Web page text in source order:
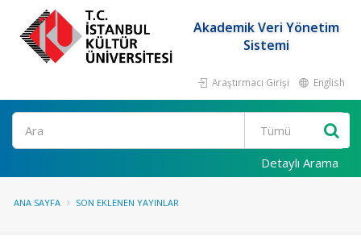
Akademik Veri Yönetim
Sistemi
Araştırmacı Girişi English
Ara
Detaylı Arama
ANA SAYFA SON EKLENEN YAYINLAR